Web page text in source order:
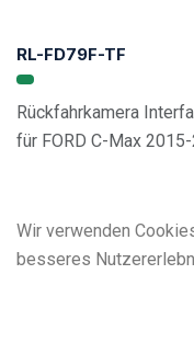
RL-FD79F-TF
Rückfahrkamera
für FORD C-Max
Wir verwenden
besseres